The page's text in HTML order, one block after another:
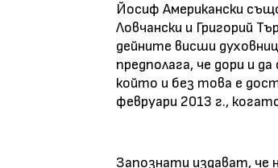
Йосиф Американски
Ловчански и Григорий
дейните висши
предполага, че дори и
който и без това е
февруари 2013 г.,
Запознати издават, че